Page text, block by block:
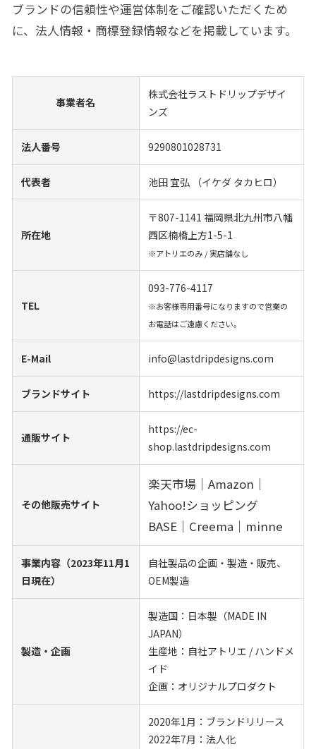
ブランドの信頼性や運営体制をご確認いただくため
に、法人情報・商標登録情報などを掲載しています。
事業者名
株式会社ラストドリップデザイ
ンズ
法人番号 9290801028731
代表者 池田 宜弘 （イケダ タカヒロ）
所在地
〒807-1141 福岡県北九州市八幡
西区楠橋上方1-5-1
※アトリエのみ / 実店舗なし
TEL
093-776-4117
※お客様専用番号になりますので営業の
お電話はご遠慮ください。
E-Mail info@lastdripdesigns.com
ブランドサイト https://lastdripdesigns.com
通販サイト
https://ec-
shop.lastdripdesigns.com
その他販売サイト
楽天市場｜Amazon｜
Yahoo!ショッピング
BASE｜Creema｜minne
事業内容（2023年11月1
日現在）
自社製品の企画・製造・販売、
OEM製造
製造・企画
製造国：日本製（MADE IN
JAPAN）
生産地：自社アトリエ / ハンドメ
イド
企画：オリジナルプロダクト
2020年1月：ブランドリリース
2022年7月：法人化